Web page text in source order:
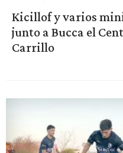
Kicillof y varios
junto a Bucca el
Carrillo